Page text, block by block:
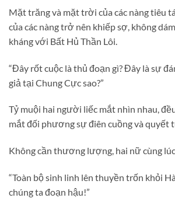
Mặt trăng và mặt trời của các nàng tiêu
của các nàng trở nên khiếp sợ, không
kháng với Bất Hủ Thần Lôi.
“Đây rốt cuộc là thủ đoạn gì? Đây là sự
giả tại Chung Cực sao?”
Tỷ muội hai người liếc mắt nhìn nhau,
mắt đối phương sự điên cuồng và quyết
Không cần thương lượng, hai nữ cùng
“Toàn bộ sinh linh lên thuyền trốn khỏi
chúng ta đoạn hậu!”